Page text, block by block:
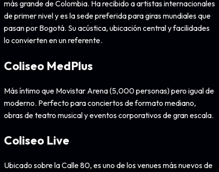
más grande de Colombia. Ha recibido a artistas internacionales
de primer nivel y es la sede preferida para giras mundiales que
pasan por Bogotá. Su acústica, ubicación central y facilidades
lo convierten en un referente.
Coliseo MedPlus
Más íntimo que Movistar Arena (5,000 personas) pero igual de
moderno. Perfecto para conciertos de formato mediano,
obras de teatro musical y eventos corporativos de gran escala.
Coliseo Live
Ubicado sobre la Calle 80, es uno de los venues más nuevos de